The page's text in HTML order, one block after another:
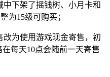
中下架了摇钱树、小月卡和
为15级可购买；
改为使用游戏现金寄售，初
每天10点会随前一天寄售